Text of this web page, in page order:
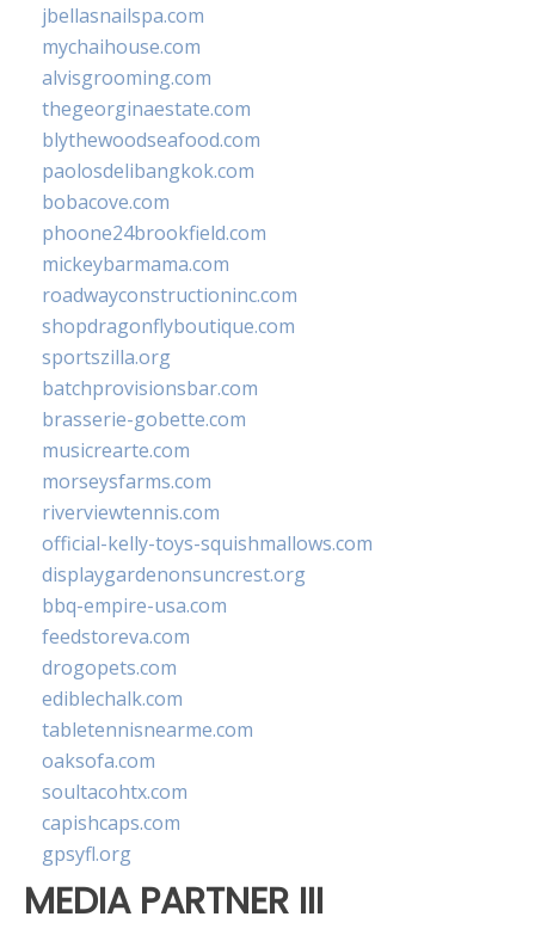
jbellasnailspa.com
mychaihouse.com
alvisgrooming.com
thegeorginaestate.com
blythewoodseafood.com
paolosdelibangkok.com
bobacove.com
phoone24brookfield.com
mickeybarmama.com
roadwayconstructioninc.com
shopdragonflyboutique.com
sportszilla.org
batchprovisionsbar.com
brasserie-gobette.com
musicrearte.com
morseysfarms.com
riverviewtennis.com
official-kelly-toys-squishmallows.com
displaygardenonsuncrest.org
bbq-empire-usa.com
feedstoreva.com
drogopets.com
ediblechalk.com
tabletennisnearme.com
oaksofa.com
soultacohtx.com
capishcaps.com
gpsyfl.org
MEDIA PARTNER III